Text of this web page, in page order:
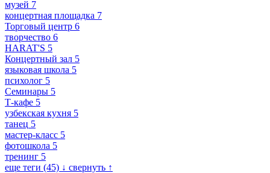
музей 7
концертная площадка 7
Торговый центр 6
творчество 6
HARAT'S 5
Концертный зал 5
языковая школа 5
психолог 5
Семинары 5
Т-кафе 5
узбекская кухня 5
танец 5
мастер-класс 5
фотошкола 5
тренинг 5
еще теги (45) ↓ свернуть ↑